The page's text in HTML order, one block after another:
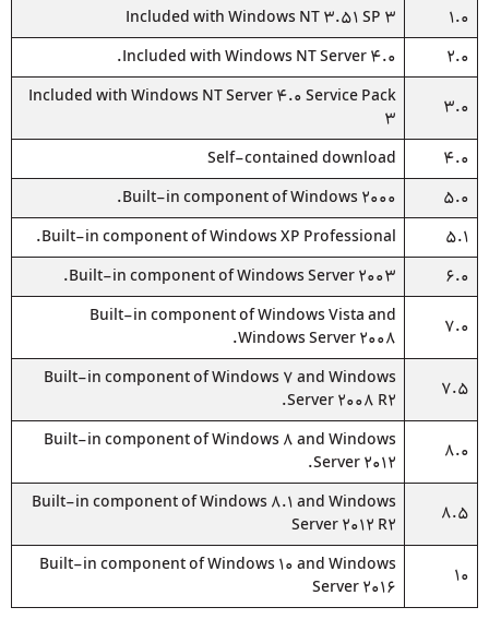
1.0
Included with Windows NT 3.51 SP 3
2.0
Included with Windows NT Server 4.0.
3.0
Included with Windows NT Server 4.0 Service Pack
3
4.0
Self-contained download
5.0
Built-in component of Windows 2000.
5.1
Built-in component of Windows XP Professional.
6.0
Built-in component of Windows Server 2003.
7.0
Built-in component of Windows Vista and
Windows Server 2008.
7.5
Built-in component of Windows 7 and Windows
Server 2008 R2.
8.0
Built-in component of Windows 8 and Windows
Server 2012.
8.5
Built-in component of Windows 8.1 and Windows
Server 2012 R2
10
Built-in component of Windows 10 and Windows
Server 2016